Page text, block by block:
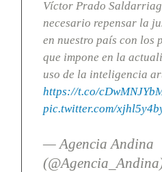
Víctor Prado
necesario repensar la
en nuestro país con los
que impone en la
uso de la inteligencia
https://t.co/
pic.twitter.com/
— Agencia Andina